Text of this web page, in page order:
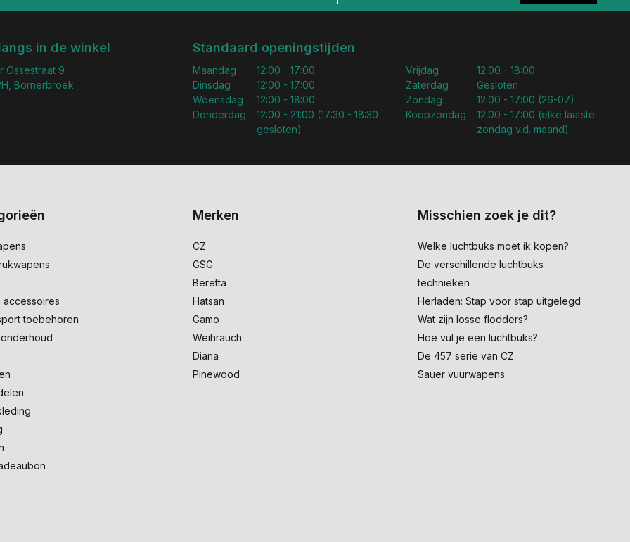
in de winkel
Ossestraat 9
Bornerbroek
Standaard openingstijden
Maandag
Dinsdag
Woensdag
Donderdag
12:00 - 17:00
12:00 - 17:00
12:00 - 18:00
12:00 - 21:00 (17:30 - 18:30
gesloten)
Vrijdag
Zaterdag
Zondag
Koopzondag
12:00 - 18:00
Gesloten
12:00 - 17:00 (26-07)
12:00 - 17:00 (elke laatste
zondag v.d. maand)
accessoires
toebehoren
Merken
CZ
GSG
Beretta
Hatsan
Gamo
Weihrauch
Diana
Pinewood
Misschien zoek je dit?
Welke luchtbuks moet ik kopen?
De verschillende luchtbuks
technieken
Herladen: Stap voor stap uitgelegd
Wat zijn losse flodders?
Hoe vul je een luchtbuks?
De 457 serie van CZ
Sauer vuurwapens